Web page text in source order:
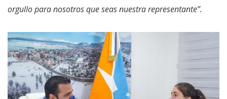
orgullo para nosotros que seas nuestra representante”.